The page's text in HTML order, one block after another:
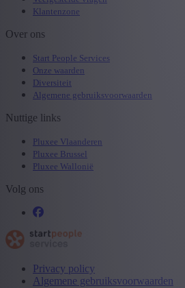
Klantenzone
Over ons
Start People Services
Onze waarden
Diversiteit
Algemene gebruiksvoorwaarden
Nuttige links
Pluxee Vlaanderen
Pluxee Brussel
Pluxee Wallonië
Volg ons
Privacy policy
Algemene gebruiksvoorwaarden